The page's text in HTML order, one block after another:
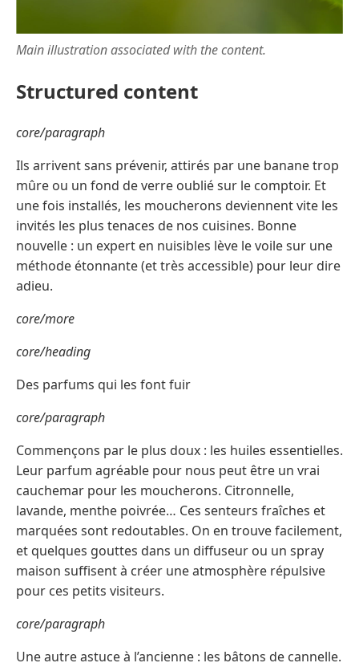
Main illustration associated with the content.
Structured content
core/paragraph
Ils arrivent sans prévenir, attirés par une banane trop
mûre ou un fond de verre oublié sur le comptoir. Et
une fois installés, les moucherons deviennent vite les
invités les plus tenaces de nos cuisines. Bonne
nouvelle : un expert en nuisibles lève le voile sur une
méthode étonnante (et très accessible) pour leur dire
adieu.
core/more
core/heading
Des parfums qui les font fuir
core/paragraph
Commençons par le plus doux : les huiles essentielles.
Leur parfum agréable pour nous peut être un vrai
cauchemar pour les moucherons. Citronnelle,
lavande, menthe poivrée… Ces senteurs fraîches et
marquées sont redoutables. On en trouve facilement,
et quelques gouttes dans un diffuseur ou un spray
maison suffisent à créer une atmosphère répulsive
pour ces petits visiteurs.
core/paragraph
Une autre astuce à l’ancienne : les bâtons de cannelle.